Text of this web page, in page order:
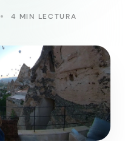
4 MIN LECTURA